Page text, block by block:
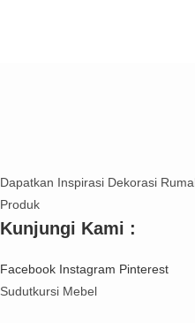
Dapatkan Inspirasi Dekorasi
Produk
Kunjungi Kami :
Facebook Instagram Pinterest
Sudutkursi Mebel